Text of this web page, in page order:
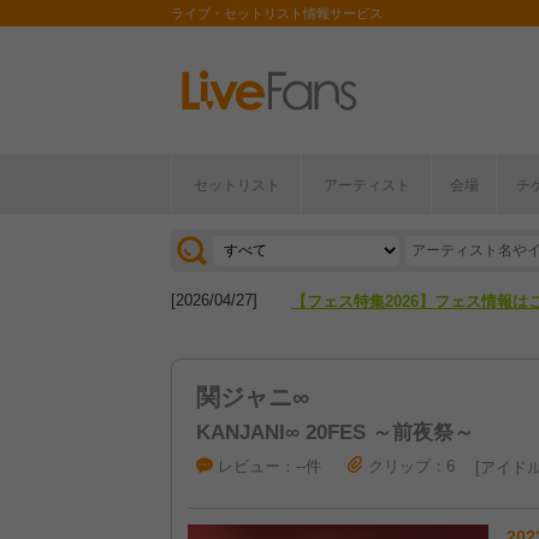
ライブ・セットリスト情報サービス
セットリスト アーティスト 会場 チ
[2026/07/28] 【ライブ動員ランキング】2026年
[2026/04/27] 【フェス特集2026】フェス情報は
関ジャニ∞
KANJANI∞ 20FES ～前夜祭～
レビュー：--件 クリップ：6 アイド